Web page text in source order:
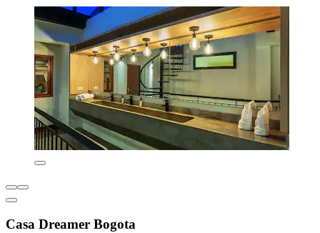
Casa Dreamer Bogota